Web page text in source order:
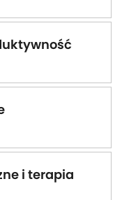
i terapia